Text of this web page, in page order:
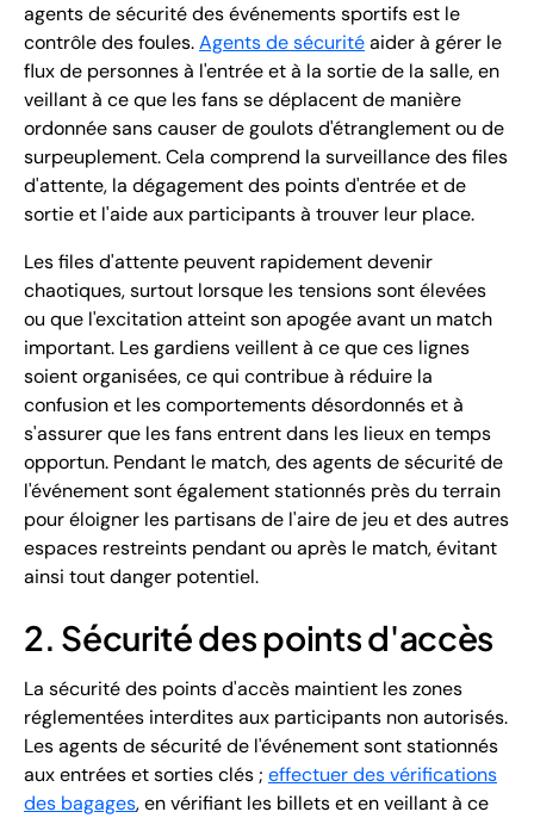
agents de sécurité des événements sportifs est le
contrôle des foules.Agents de sécuritéaider à gérer le
flux de personnes à l'entrée et à la sortie de la salle, en
veillant à ce que les fans se déplacent de manière
ordonnée sans causer de goulots d'étranglement ou de
surpeuplement. Cela comprend la surveillance des files
d'attente, la dégagement des points d'entrée et de
sortie et l'aide aux participants à trouver leur place.
Les files d'attente peuvent rapidement devenir
chaotiques, surtout lorsque les tensions sont élevées
ou que l'excitation atteint son apogée avant un match
important. Les gardiens veillent à ce que ces lignes
soient organisées, ce qui contribue à réduire la
confusion et les comportements désordonnés et à
s'assurer que les fans entrent dans les lieux en temps
opportun. Pendant le match, des agents de sécurité de
l'événement sont également stationnés près du terrain
pour éloigner les partisans de l'aire de jeu et des autres
espaces restreints pendant ou après le match, évitant
ainsi tout danger potentiel.
2. Sécurité des points d'accès
La sécurité des points d'accès maintient les zones
réglementées interdites aux participants non autorisés.
Les agents de sécurité de l'événement sont stationnés
aux entrées et sorties clés ; effectuer des vérifications
des bagages, en vérifiant les billets et en veillant à ce